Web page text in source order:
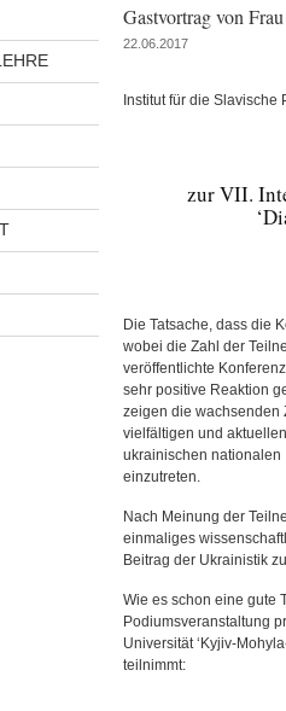
Gastvortrag von
22.06.2017
Institut für die
zur VII.
Die Tatsache, dass die
wobei die Zahl der
veröffentlichte
sehr positive Reaktion
zeigen die wachsenden
vielfältigen und
ukrainischen nationalen
einzutreten.
Nach Meinung der
einmaliges
Beitrag der Ukrainistik
Wie es schon eine gute
Podiumsveranstaltung
Universität ‘Kyjiv-
teilnimmt: